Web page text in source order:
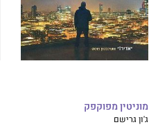
מוניטין מפוקפק
ג'ון גרישם